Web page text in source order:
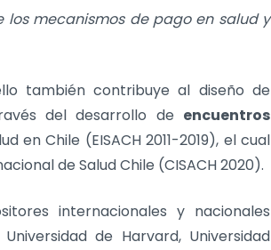
los mecanismos de pago en salud y
también contribuye al diseño de
del desarrollo de encuentros
en Chile (EISACH 2011-2019), el cual
de Salud Chile (CISACH 2020).
internacionales y nacionales
de Harvard, Universidad